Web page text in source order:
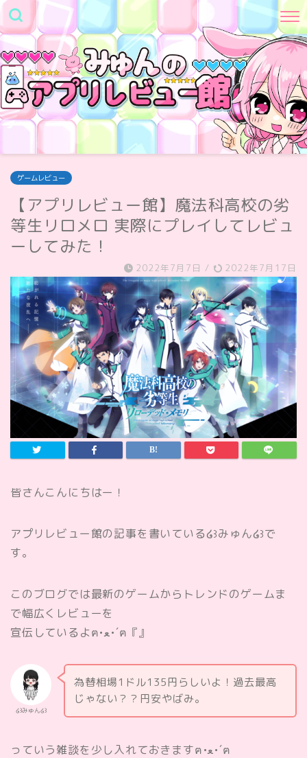
ゲームレビュー
【アプリレビュー館】魔法科高校の劣
等生リロメロ 実際にプレイしてレビュ
ーしてみた！
2022年7月7日 / 2022年7月17日
皆さんこんにちはー！
アプリレビュー館の記事を書いている໒꒱みゅん໒꒱で
す。
このブログでは最新のゲームからトレンドのゲームま
で幅広くレビューを
宣伝しているよฅ•ﻌ•´ฅ『』
໒꒱みゅん໒꒱
為替相場1ドル135円らしいよ！過去最高
じゃない？？円安やばみ。
っていう雑談を少し入れておきますฅ•ﻌ•´ฅ